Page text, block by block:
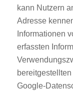
kann Nutzern
Adresse
Informationen
erfassten
Google-